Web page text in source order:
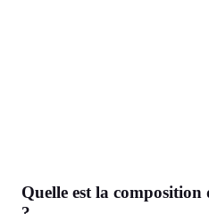
Quelle est la composition